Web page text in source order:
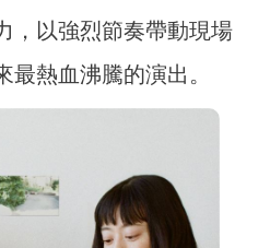
，以強烈節奏帶動現場
熱血沸騰的演出。